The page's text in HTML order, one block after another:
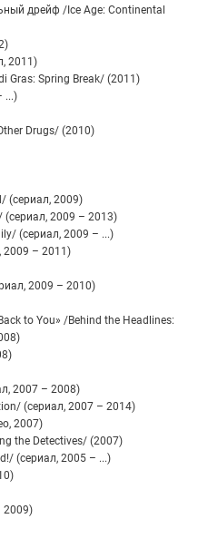
дрейф /Ice Age: Continental
2011)
Spring Break/ (2011)
...)
Drugs/ (2010)
(сериал, 2009)
(сериал, 2009 – 2013)
(сериал, 2009 – ...)
2009 – 2011)
2009 – 2010)
to You» /Behind the Headlines:
2007 – 2008)
(сериал, 2007 – 2014)
2007)
the Detectives/ (2007)
(сериал, 2005 – ...)
2009)